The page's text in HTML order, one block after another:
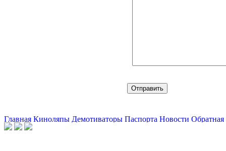
Главная Киноляпы Демотиваторы Паспорта Новости Обратная